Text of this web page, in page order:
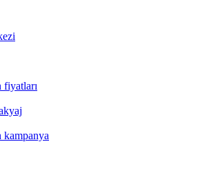
fiyatları
kampanya